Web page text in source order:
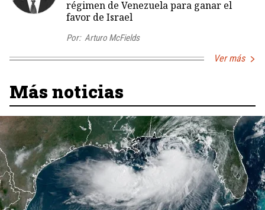
régimen de Venezuela para ganar el
favor de Israel
Por: Arturo McFields
Ver más
Más noticias